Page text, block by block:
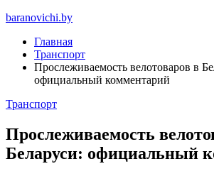
baranovichi.by
Главная
Транспорт
Прослеживаемость велотоваров в
официальный комментарий
Транспорт
Прослеживаемость
Беларуси: официальный